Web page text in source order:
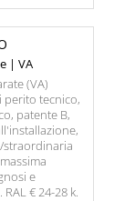
| VA
(VA)
perito tecnico,
patente B,
straordinaria
e
€ 24-28 k.